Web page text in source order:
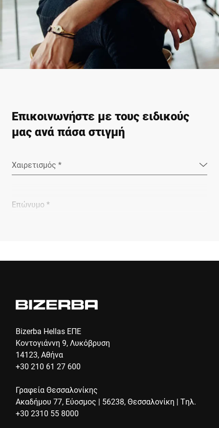
Επικοινωνήστε με τους ειδικούς
μας ανά πάσα στιγμή
Χαιρετισμός *
Επώνυμο *
Οδός *
Ταχυδρομικός κώδικας *
Bizerba Hellas ΕΠΕ
Κοντογιάννη 9, Λυκόβρυση
14123, Αθήνα
+30 210 61 27 600
Γραφεία Θεσσαλονίκης
Ακαδήμου 77, Εύοσμος | 56238, Θεσσαλονίκη | Τηλ.
+30 2310 55 8000